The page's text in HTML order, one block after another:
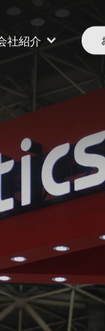
社紹介
モデル選択
モデル比較
お問い合わせ